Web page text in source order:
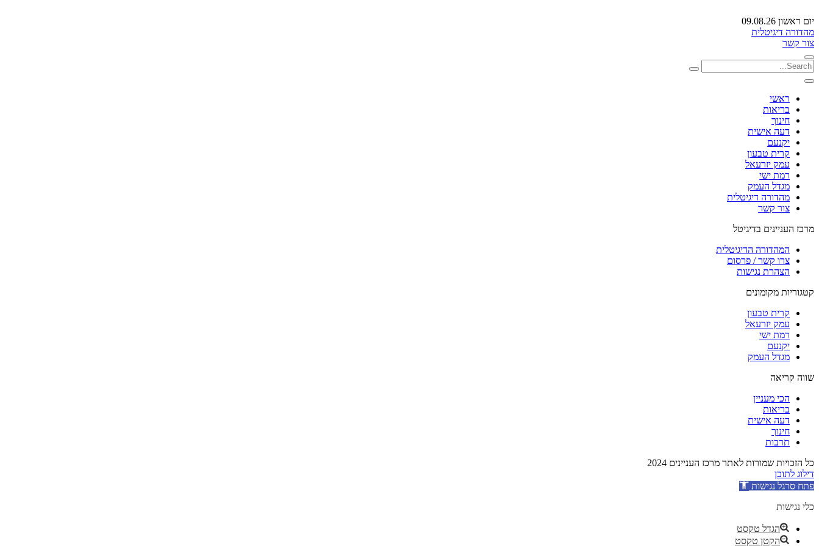
יום ראשון 09.08.26
מהדורה דיגיטלית
צור קשר
ראשי
בריאות
חינוך
דעה אישית
יקנעם
קרית טבעון
עמק יזרעאל
רמת ישי
מגדל העמק
מהדורה דיגיטלית
צור קשר
מרכז העניינים בדיגיטל
המהדורה הדיגיטלית
צרו קשר / פרסום
הצהרת נגישות
קטגוריות מקומונים
קרית טבעון
עמק יזרעאל
רמת ישי
יקנעם
מגדל העמק
שווה קריאה
הכי מעניין
בריאות
דעה אישית
חינוך
תרבות
כל הזכויות שמורות לאתר מרכז העניינים 2024
דילוג לתוכן
פתח סרגל נגישות
כלי נגישות
הגדל טקסט
הקטן טקסט